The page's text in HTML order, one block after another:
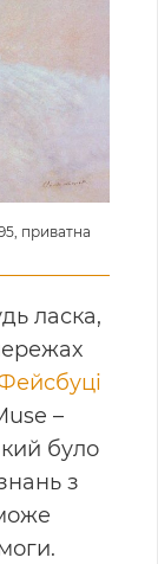
приватна
ласка,
–
було
з